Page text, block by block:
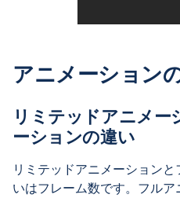
アニメーション
リミテッドアニメー
ーションの違い
リミテッドアニメーション
いはフレーム数です。フル